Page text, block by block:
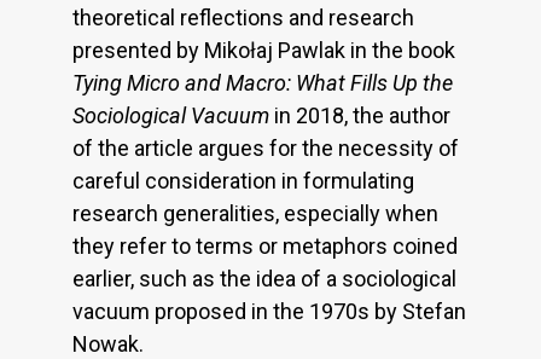
theoretical reflections and research
presented by Mikołaj Pawlak in the book
Tying Micro and Macro: What Fills Up the
SociologicalVacuum in 2018, the author
of the article argues for the necessity of
careful consideration in formulating
research generalities, especially when
they refer to terms or metaphors coined
earlier, such as the idea of a sociological
vacuum proposed in the 1970s by Stefan
Nowak.